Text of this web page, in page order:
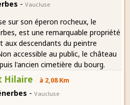
- Vaucluse
sur son éperon rocheux, le
est une remarquable propriété
aux descendants du peintre
accessible au public, le château
l'ancien cimetière du bourg.
Hilaire à 2,08 Km
- Vaucluse